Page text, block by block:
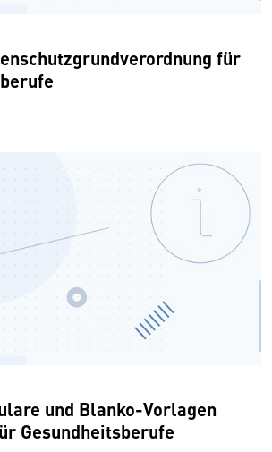
für
und Blanko-Vorlagen
Gesundheitsberufe